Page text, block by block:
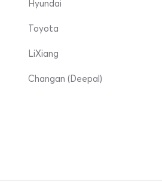
Hyundai
Toyota
LiXiang
Changan (Deepal)